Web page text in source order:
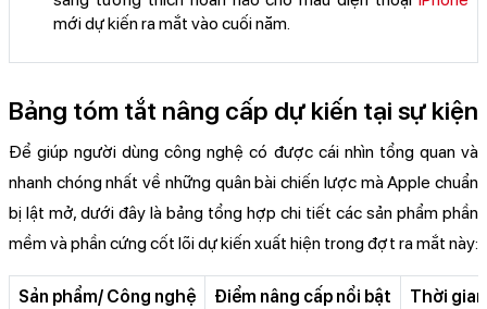
mới dự kiến ra mắt vào cuối năm.
Bảng tóm tắt nâng cấp dự kiến tại sự kiện
Để giúp người dùng công nghệ có được cái nhìn tổng quan và
nhanh chóng nhất về những quân bài chiến lược mà Apple chuẩn
bị lật mở, dưới đây là bảng tổng hợp chi tiết các sản phẩm phần
mềm và phần cứng cốt lõi dự kiến xuất hiện trong đợt ra mắt này:
Sản phẩm/ Công nghệ Điểm nâng cấp nổi bật Thời